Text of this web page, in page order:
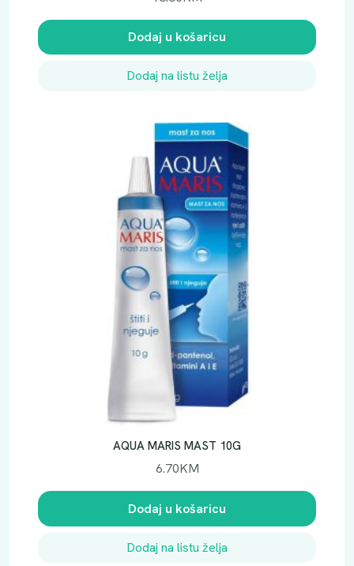
Dodaj u košaricu
Dodaj na listu želja
AQUA MARIS MAST 10G
6.70KM
Dodaj u košaricu
Dodaj na listu želja